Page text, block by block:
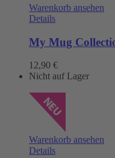
Warenkorb ansehen
Details
My Mug
12,90 €
Nicht auf Lager
Warenkorb ansehen
Details